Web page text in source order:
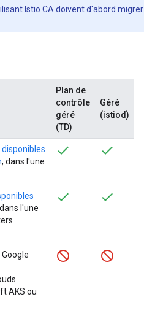
Istio CA doivent d'abord migrer
Plan de
contrôle
géré
(TD)
Géré
(istiod)
, dans l'une
l'une
AKS ou